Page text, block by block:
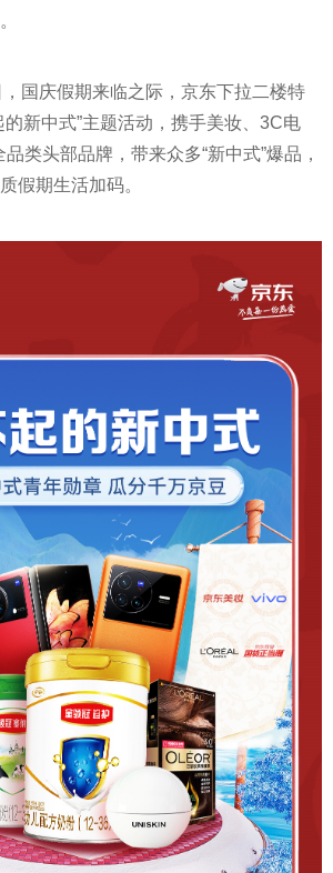
国庆假期来临之际，京东下拉二楼特
的新中式”主题活动，携手美妆、3C电
类头部品牌，带来众多“新中式”爆品，
假期生活加码。